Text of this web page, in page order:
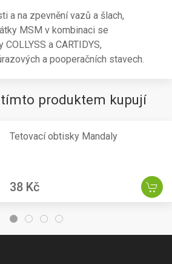
a na zpevnění vazů a šlach,
MSM v kombinaci se
a CARTIDYS,
a pooperačních stavech.
produktem kupují
Tetovací obtisky Mandaly
38 Kč